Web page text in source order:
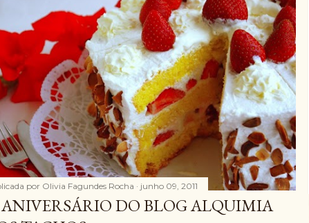
por Olivia Fagundes Rocha junho 09, 2011
ANIVERSÁRIO DO BLOG ALQUIMIA